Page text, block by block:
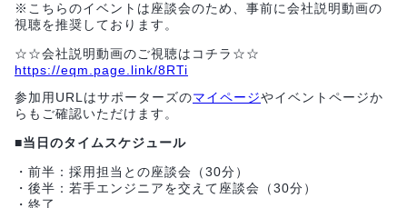
※こちらのイベントは座談会のため、事前に会社説明動画の
視聴を推奨しております。
☆☆会社説明動画のご視聴はコチラ☆☆
https://eqm.page.link/8RTi
参加用URLはサポーターズのマイページやイベントページか
らもご確認いただけます。
■当日のタイムスケジュール
・前半：採用担当との座談会（30分）
・後半：若手エンジニアを交えて座談会（30分）
・終了